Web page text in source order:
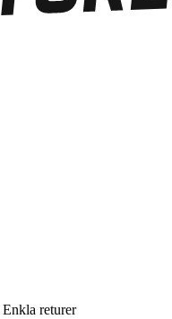
Enkla returer